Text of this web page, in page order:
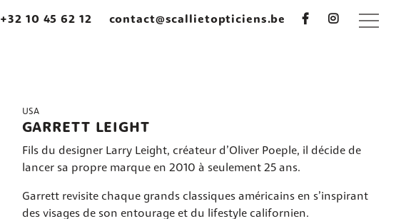
+32 10 45 62 12 contact@scallietopticiens.be
USA
GARRETT LEIGHT
Fils du designer Larry Leight, créateur d’Oliver Poeple, il décide de
lancer sa propre marque en 2010 à seulement 25 ans.
Garrett revisite chaque grands classiques américains en s’inspirant
des visages de son entourage et du lifestyle californien.